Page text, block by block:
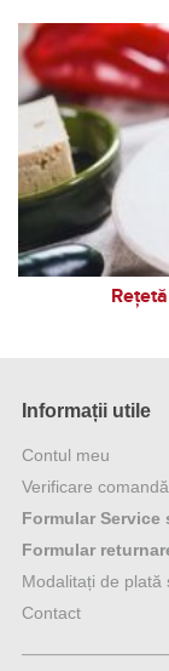
Informații utile
Contul meu
Verificare comandă
Formular Service
Formular
Modalitați de plată
Contact